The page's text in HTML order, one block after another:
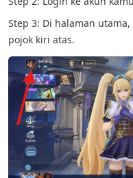
Step 3: Di halaman
pojok kiri atas.